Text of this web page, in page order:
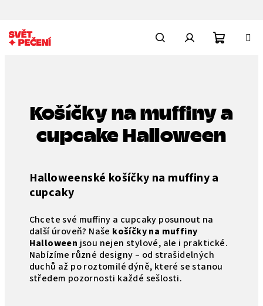
na
obsah
Košíčky na muffiny a
cupcake Halloween
Halloweenské košíčky na muffiny a
cupcaky
Chcete své muffiny a cupcaky posunout na
další úroveň? Naše košíčky na muffiny
Halloween jsou nejen stylové, ale i praktické.
Nabízíme různé designy – od strašidelných
duchů až po roztomilé dýně, které se stanou
středem pozornosti každé sešlosti.